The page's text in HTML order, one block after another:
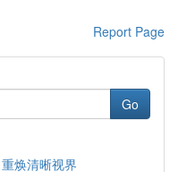
Report Page
Go
焕清晰视界